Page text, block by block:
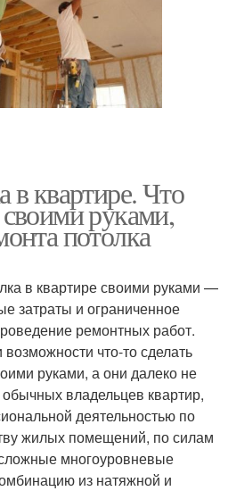
в квартире. Что
руками,
потолка
в квартире своими руками —
затраты и ограниченное
ремонтных работ.
что-то сделать
руками, а они далеко не
владельцев квартир,
деятельностью по
жилых помещений, по силам
многоуровневые
из натяжной и